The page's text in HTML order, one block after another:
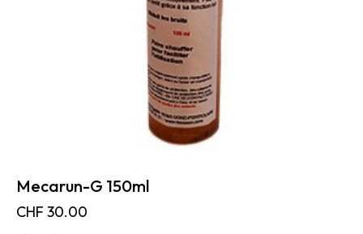
Mecarun-G 150ml
CHF 30.00